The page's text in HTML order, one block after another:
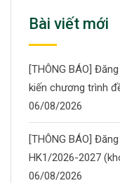
Bài viết mới
[THÔNG BÁO]
kiến chương trình
06/08/2026
[THÔNG BÁO]
HK1/2026-2027
06/08/2026